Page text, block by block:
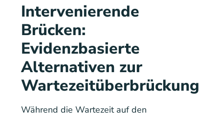
Intervenierende
Brücken:
Evidenzbasierte
Alternativen zur
Wartezeitüberbrückung
Während die Wartezeit auf den